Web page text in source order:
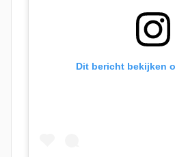
Dit bericht bekijken